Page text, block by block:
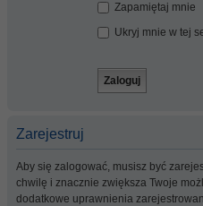
Zapamiętaj mnie
Ukryj mnie w tej
Zarejestruj
Aby się zalogować, musisz być
chwilę i znacznie zwiększa Twoje
dodatkowe uprawnienia